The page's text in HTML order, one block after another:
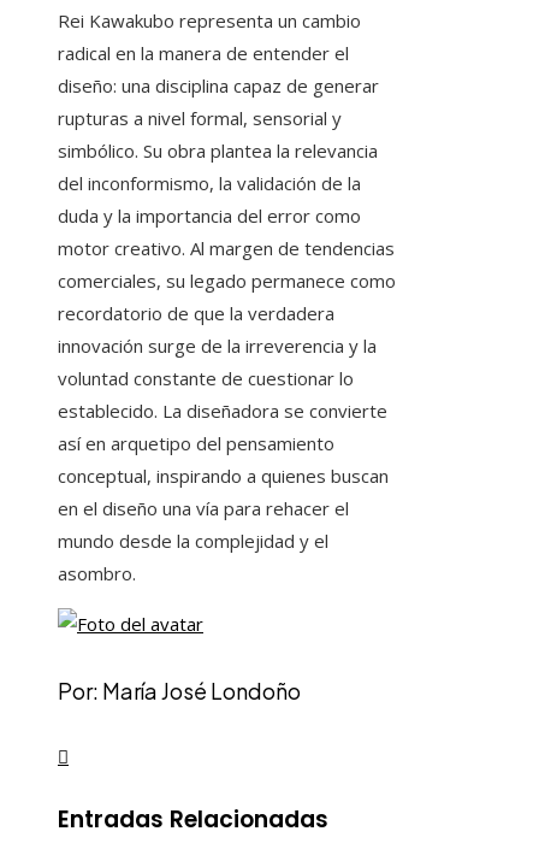
Rei Kawakubo representa un cambio
radical en la manera de entender el
diseño: una disciplina capaz de generar
rupturas a nivel formal, sensorial y
simbólico. Su obra plantea la relevancia
del inconformismo, la validación de la
duda y la importancia del error como
motor creativo. Al margen de tendencias
comerciales, su legado permanece como
recordatorio de que la verdadera
innovación surge de la irreverencia y la
voluntad constante de cuestionar lo
establecido. La diseñadora se convierte
así en arquetipo del pensamiento
conceptual, inspirando a quienes buscan
en el diseño una vía para rehacer el
mundo desde la complejidad y el
asombro.
Por: María José Londoño
Entradas Relacionadas